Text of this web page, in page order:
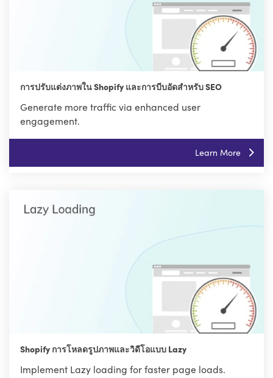
การปรับแต่งภาพใน Shopify และการบีบอัดสำหรับ SEO
Generate more traffic via enhanced user
engagement.
Learn More
Shopify การโหลดรูปภาพและวิดีโอแบบ Lazy
Implement Lazy loading for faster page loads.